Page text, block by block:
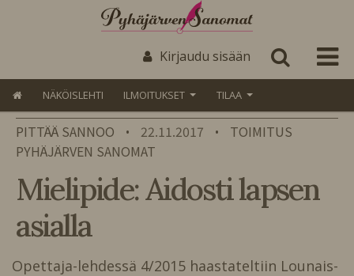
Kirjaudu sisään
NÄKÖISLEHTI ILMOITUKSET TILAA
PITTÄÄ SANNOO • 22.11.2017 •
TOIMITUS
PYHÄJÄRVEN SANOMAT
Mielipide: Aidosti lapsen
asialla
Opettaja-lehdessä 4/2015 haastateltiin Lounais-